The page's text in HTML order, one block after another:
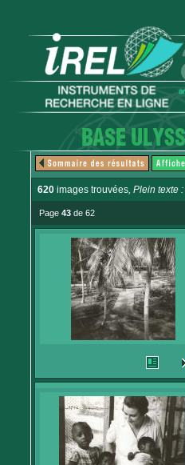
620 images trouvées, Plein texte :
Page 43 de 62